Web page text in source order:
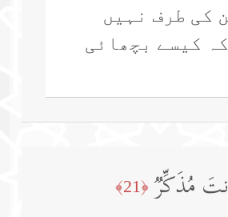
کی طرف نہیں
کیسے بچھائی
مُذَكِّرࣱ ﴿21﴾